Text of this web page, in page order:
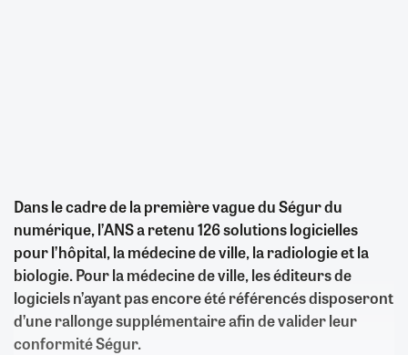
Dans le cadre de la première vague du Ségur du
numérique, l’ANS a retenu 126 solutions logicielles
pour l’hôpital, la médecine de ville, la radiologie et la
biologie. Pour la médecine de ville, les éditeurs de
logiciels n’ayant pas encore été référencés disposeront
d’une rallonge supplémentaire afin de valider leur
conformité Ségur.